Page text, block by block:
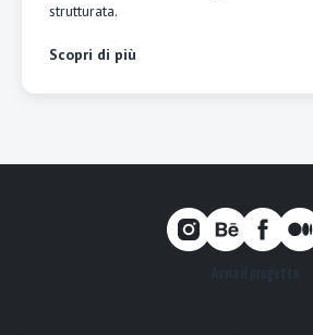
strutturata.
Scopri di più